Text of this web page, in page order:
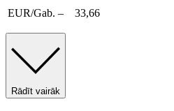
EUR/Gab. – 33,66
Rādīt vairāk